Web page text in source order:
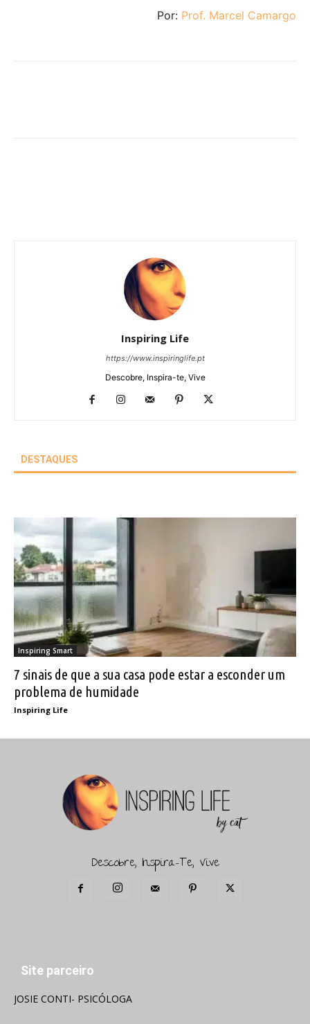
Por: Prof. Marcel Camargo
Inspiring Life
https://www.inspiringlife.pt
Descobre, Inspira-te, Vive
DESTAQUES
Inspiring Smart
7 sinais de que a sua casa pode estar a esconder um
problema de humidade
Inspiring Life
Descobre, Inspira-Te, Vive
Site parceiro
JOSIE CONTI- PSICÓLOGA